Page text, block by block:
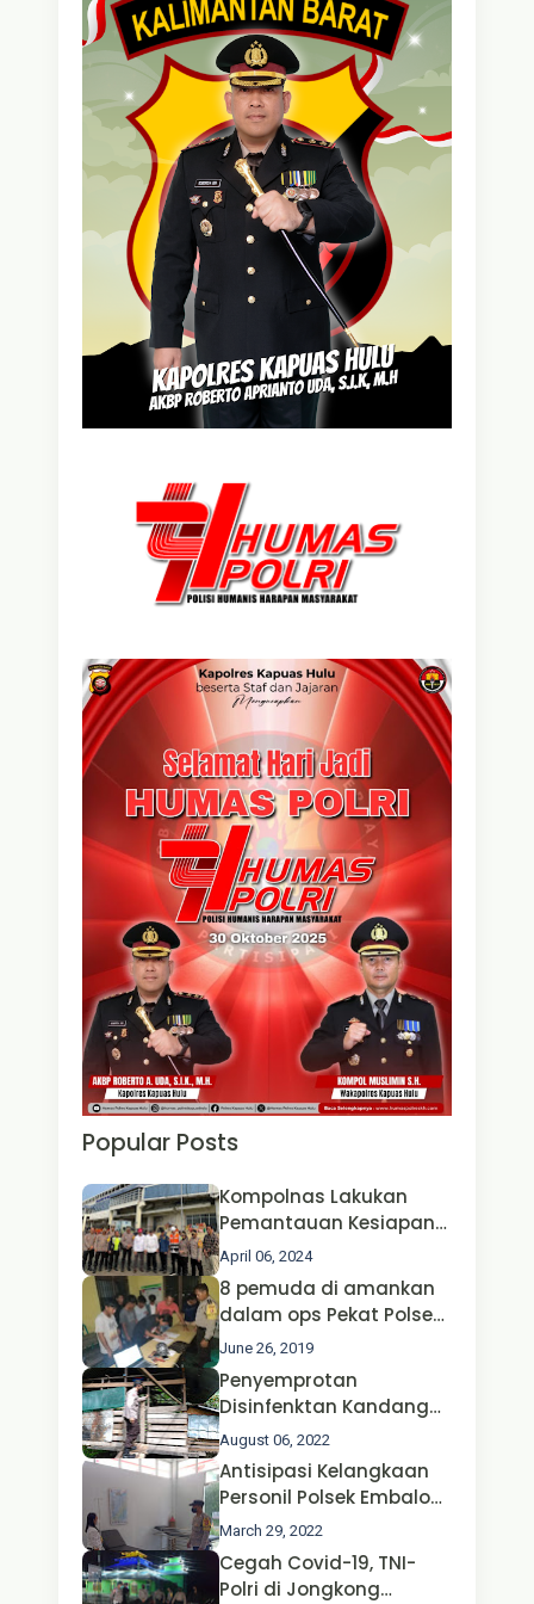
Popular Posts
Kompolnas Lakukan
Pemantauan Kesiapan
Operasi Ketupat 2024 di
Polda Jatim Bersama
Kapolri dan Menteri
Perhubungan
April 06, 2024
8 pemuda di amankan
dalam ops Pekat Polsek
Jongkong
June 26, 2019
Penyemprotan
Disinfenktan Kandang
Ternak Kambing warga
Oleh Satgas Ops Aman
Nusa II Polda Kalbar*
August 06, 2022
Antisipasi Kelangkaan
Personil Polsek Embaloh
Hulu Gencar Lakukan
Pengecekan Oksigen
March 29, 2022
Cegah Covid-19, TNI-
Polri di Jongkong